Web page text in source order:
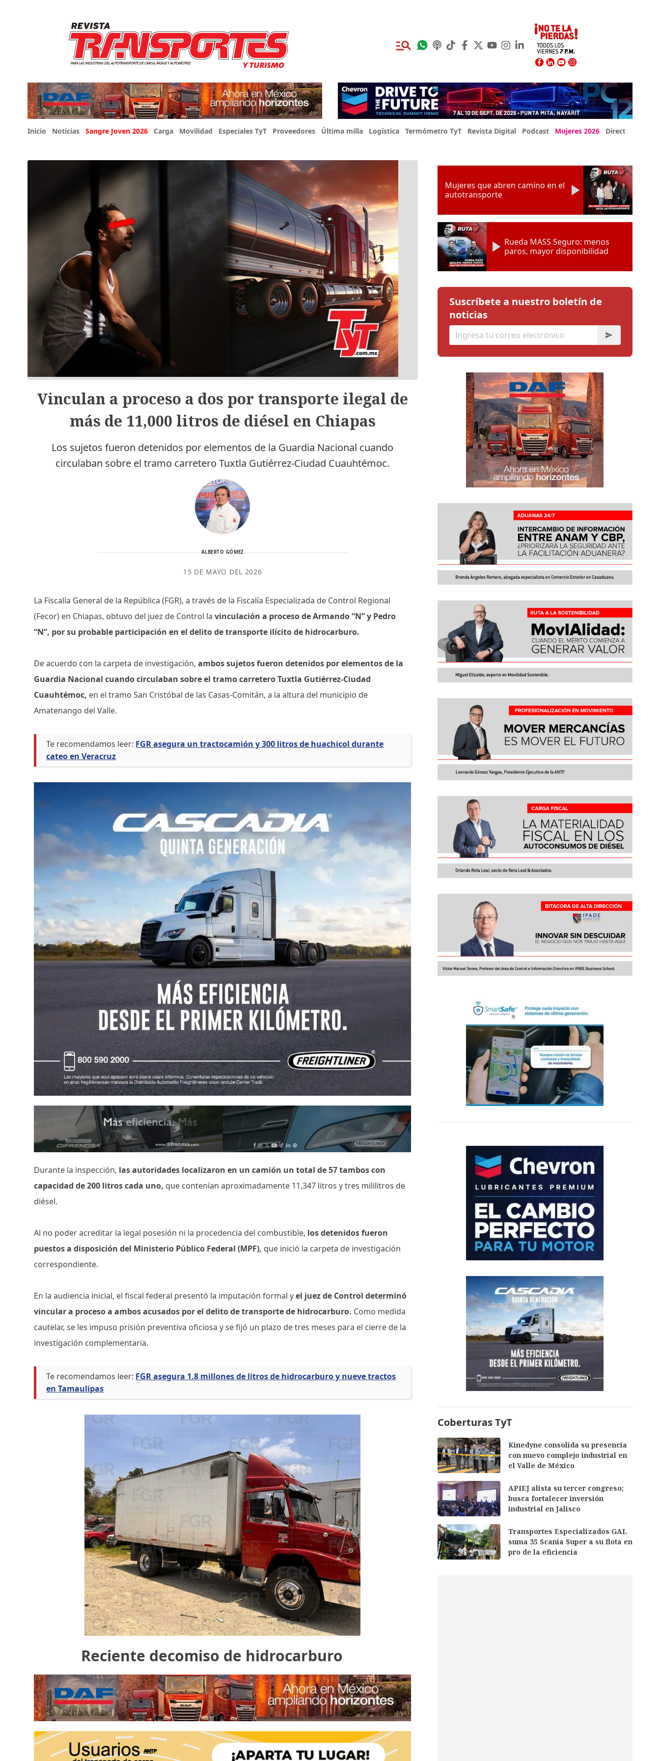
Inicio Noticias Sangre Joven 2026 Carga Movilidad Especiales TyT Proveedores Última milla Logística Termómetro TyT Revista Digital Podcast Mujeres 2026 Directorio Expo
Vinculan a proceso a dos por transporte ilegal de
más de 11,000 litros de diésel en Chiapas
Los sujetos fueron detenidos por elementos de la Guardia Nacional cuando
circulaban sobre el tramo carretero Tuxtla Gutiérrez-Ciudad Cuauhtémoc.
ALBERTO GÓMEZ
15 DE MAYO DEL 2026
La Fiscalía General de la República (FGR), a través de la Fiscalía Especializada de Control Regional
(Fecor) en Chiapas, obtuvo del juez de Control la vinculación a proceso de Armando “N” y Pedro
“N”, por su probable participación en el delito de transporte ilícito de hidrocarburo.
De acuerdo con la carpeta de investigación, ambos sujetos fueron detenidos por elementos de la
Guardia Nacional cuando circulaban sobre el tramo carretero Tuxtla Gutiérrez-Ciudad
Cuauhtémoc, en el tramo San Cristóbal de las Casas-Comitán, a la altura del municipio de
Amatenango del Valle.
Te recomendamos leer: FGR asegura un tractocamión y 300 litros de huachicol durante
cateo en Veracruz
Durante la inspección, las autoridades localizaron en un camión un total de 57 tambos con
capacidad de 200 litros cada uno, que contenían aproximadamente 11,347 litros y tres mililitros de
diésel.
Al no poder acreditar la legal posesión ni la procedencia del combustible, los detenidos fueron
puestos a disposición del Ministerio Público Federal (MPF), que inició la carpeta de investigación
correspondiente.
En la audiencia inicial, el fiscal federal presentó la imputación formal yel juez de Control determinó
vincular a proceso a ambos acusados por el delito de transporte de hidrocarburo. Como medida
cautelar, se les impuso prisión preventiva oficiosa y se fijó un plazo de tres meses para el cierre de la
investigación complementaria.
Te recomendamos leer: FGR asegura 1.8 millones de litros de hidrocarburo y nueve tractos
en Tamaulipas
Reciente decomiso de hidrocarburo
Mujeres que abren camino en el
autotransporte
Rueda MASS Seguro: menos
paros, mayor disponibilidad
Suscríbete a nuestro boletín de
noticias
Coberturas TyT
Kinedyne consolida su presencia
con nuevo complejo industrial en
el Valle de México
APIEJ alista su tercer congreso;
busca fortalecer inversión
industrial en Jalisco
Transportes Especializados GAL
suma 35 Scania Super a su flota en
pro de la eficiencia